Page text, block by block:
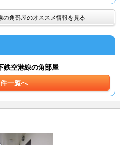
の角部屋のオススメ情報を見る
鉄空港線の角部屋
一覧へ